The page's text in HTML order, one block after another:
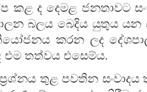
කළ ද දෙමළ ජනතාවට
බලය බෙදිය යුතුය යන
කරන ලද
එම තත්වය එසෙම්ය.
තුළ පවතින